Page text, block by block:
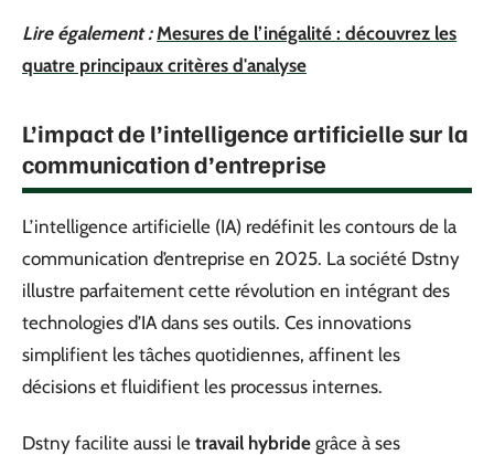
Lire également : Mesures de l’inégalité : découvrez les
quatre principaux critères d'analyse
L’impact de l’intelligence artificielle sur la
communication d’entreprise
L’intelligence artificielle (IA) redéfinit les contours de la
communication d’entreprise en 2025. La société Dstny
illustre parfaitement cette révolution en intégrant des
technologies d’IA dans ses outils. Ces innovations
simplifient les tâches quotidiennes, affinent les
décisions et fluidifient les processus internes.
Dstny facilite aussi le travail hybride grâce à ses